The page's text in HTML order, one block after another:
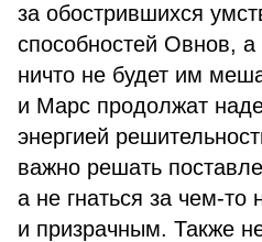
за обострившихся
способностей Овнов, а
ничто не будет им
и Марс продолжат
энергией
важно решать
а не гнаться за чем-то
и призрачным. Также